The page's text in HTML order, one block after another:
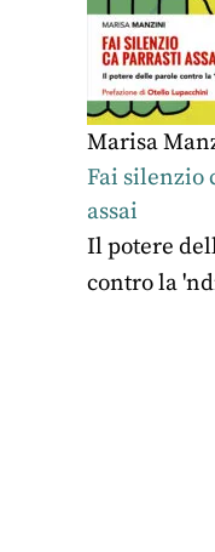
Marisa
Fai silenzio
assai
Il potere
contro la